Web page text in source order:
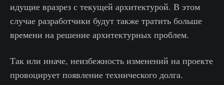
идущие вразрез с текущей архитектурой. В этом
случае разработчики будут также тратить больше
времени на решение архитектурных проблем.
Так или иначе, неизбежность изменений на проекте
провоцирует появление технического долга.